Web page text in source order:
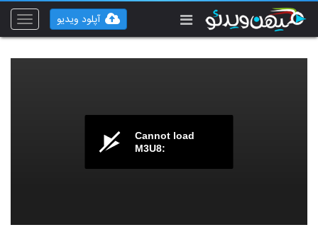
Toggle
آپلود ویدیو
Cannot load
M3U8: